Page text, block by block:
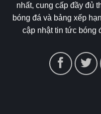
nhất, cung cấp đầy đủ
bóng đá và bảng xếp
cập nhật tin tức bóng